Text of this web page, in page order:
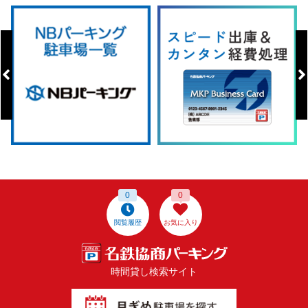
閲覧履歴
0
お気に入り
0
時間貸し検索サイト